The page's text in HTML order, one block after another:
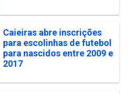
Caieiras abre inscrições
para escolinhas de futebol
para nascidos entre 2009 e
2017